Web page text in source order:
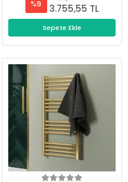
%9 3.755,55 TL
Sepete Ekle